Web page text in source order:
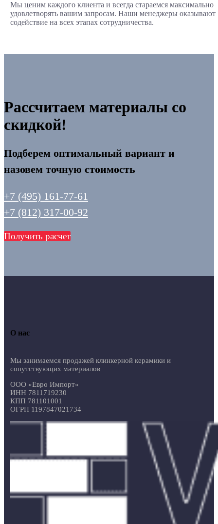
Мы ценим каждого клиента и всегда стараемся максимально
удовлетворять вашим запросам. Наши менеджеры оказывают
содействие на всех этапах сотрудничества.
Рассчитаем материалы со
скидкой!
Подберем оптимальный вариант и
назовем точную стоимость
+7 (495) 161-77-61
+7 (812) 317-00-92
Получить расчет
О нас
Мы занимаемся продажей клинкерной керамики и
сопутствующих материалов
ООО «Евро Импорт»
ИНН 7811719230
КПП 781101001
ОГРН 1197847021734